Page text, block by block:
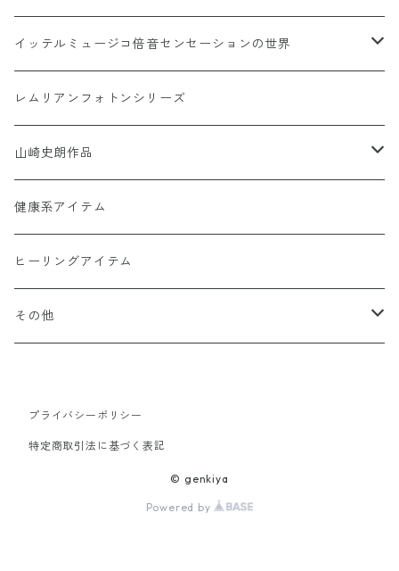
書籍カードシリーズ
Soul Reclaim（ソウルレクイエム）シリーズ
その他のカード
イッテルミュージコ倍音センセーションの世界
1368イッテルミュージコCD
Hi-Ringo 孤独のライブCD1368
ヒーリンゴの仲間たちCD1368
Hi-Ringo Yah！ selection CD
レムリアンフォトンシリーズ
山崎史朗作品
幻妙鏡(万華鏡)
オーナメント（収納・飾り台)
水眠亭クラフト（その他作品）
健康系アイテム
ヒーリングアイテム
その他
【LHG 高濃度水素酸素発生装置】関連商品
プライバシーポリシー
特定商取引法に基づく表記
© genkiya
Powered by